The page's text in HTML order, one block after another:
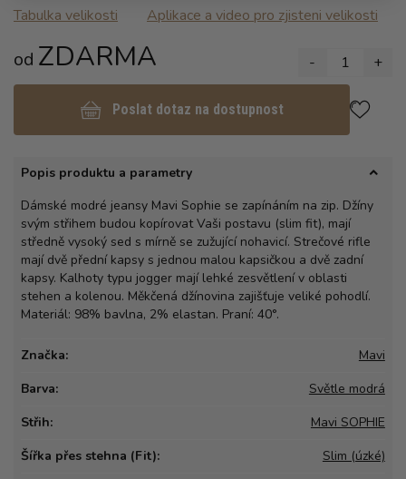
Tabulka velikosti Aplikace a video pro zjisteni velikosti
od ZDARMA - 1 +
Poslat dotaz na dostupnost
Popis produktu a parametry
Dámské modré jeansy Mavi Sophie se zapínáním na zip. Džíny
svým střihem budou kopírovat Vaši postavu (slim fit), mají
středně vysoký sed s mírně se zužující nohavicí. Strečové rifle
mají dvě přední kapsy s jednou malou kapsičkou a dvě zadní
kapsy. Kalhoty typu jogger mají lehké zesvětlení v oblasti
stehen a kolenou. Měkčená džínovina zajišťuje veliké pohodlí.
Materiál: 98% bavlna, 2% elastan. Praní: 40°.
Značka:
Mavi
Barva:
Světle modrá
Střih:
Mavi SOPHIE
Šířka přes stehna (Fit):
Slim (úzké)